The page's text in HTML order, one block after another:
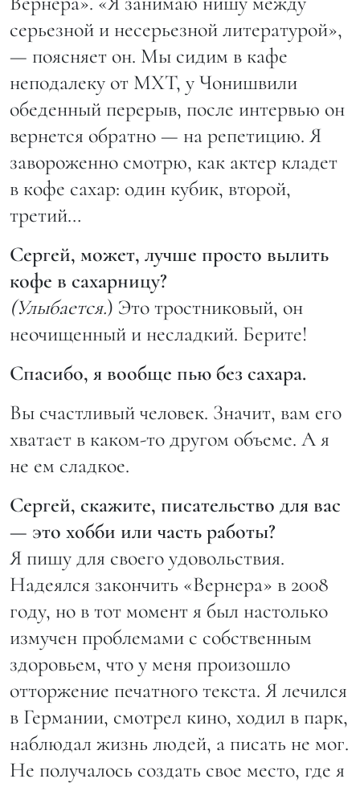
серьезной и несерьезной литературой»,
— поясняет он. Мы сидим в кафе
неподалеку от МХТ, у Чонишвили
обеденный перерыв, после интервью он
вернется обратно — на репетицию. Я
завороженно смотрю, как актер кладет
в кофе сахар: один кубик, второй,
третий…
Сергей, может, лучше просто вылить
кофе в сахарницу?
(Улыбается.) Это тростниковый, он
неочищенный и несладкий. Берите!
Спасибо, я вообще пью без сахара.
Вы счастливый человек. Значит, вам его
хватает в каком-то другом объеме. А я
не ем сладкое.
Сергей, скажите, писательство для вас
— это хобби или часть работы?
Я пишу для своего удовольствия.
Надеялся закончить «Вернера» в 2008
году, но в тот момент я был настолько
измучен проблемами с собственным
здоровьем, что у меня произошло
отторжение печатного текста. Я лечился
в Германии, смотрел кино, ходил в парк,
наблюдал жизнь людей, а писать не мог.
Не получалось создать свое место, где я